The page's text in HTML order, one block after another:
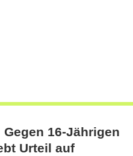
16-Jährigen
Urteil auf